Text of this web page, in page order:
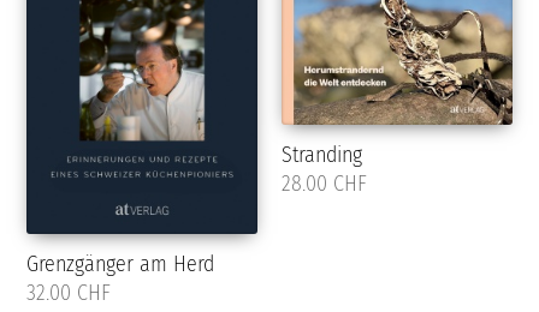
Grenzgänger am Herd
32.00 CHF
Stranding
28.00 CHF